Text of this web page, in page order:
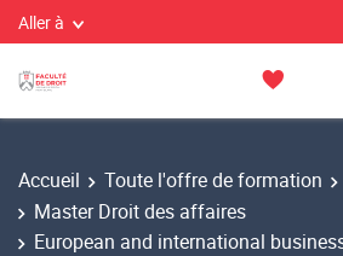
Aller à
Accueil Toute l'offre de formation
Master Droit des affaires
European and international